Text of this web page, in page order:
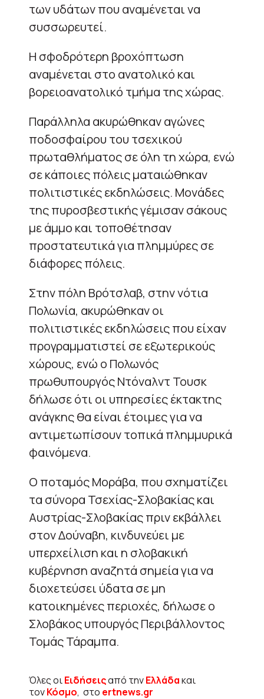
των υδάτων που αναμένεται να
συσσωρευτεί.
Η σφοδρότερη βροχόπτωση
αναμένεται στο ανατολικό και
βορειοανατολικό τμήμα της χώρας.
Παράλληλα ακυρώθηκαν αγώνες
ποδοσφαίρου του τσεχικού
πρωταθλήματος σε όλη τη χώρα, ενώ
σε κάποιες πόλεις ματαιώθηκαν
πολιτιστικές εκδηλώσεις. Μονάδες
της πυροσβεστικής γέμισαν σάκους
με άμμο και τοποθέτησαν
προστατευτικά για πλημμύρες σε
διάφορες πόλεις.
Στην πόλη Βρότσλαβ, στην νότια
Πολωνία, ακυρώθηκαν οι
πολιτιστικές εκδηλώσεις που είχαν
προγραμματιστεί σε εξωτερικούς
χώρους, ενώ ο Πολωνός
πρωθυπουργός Ντόναλντ Τουσκ
δήλωσε ότι οι υπηρεσίες έκτακτης
ανάγκης θα είναι έτοιμες για να
αντιμετωπίσουν τοπικά πλημμυρικά
φαινόμενα.
Ο ποταμός Μοράβα, που σχηματίζει
τα σύνορα Τσεχίας-Σλοβακίας και
Αυστρίας-Σλοβακίας πριν εκβάλλει
στον Δούναβη, κινδυνεύει με
υπερχείλιση και η σλοβακική
κυβέρνηση αναζητά σημεία για να
διοχετεύσει ύδατα σε μη
κατοικημένες περιοχές, δήλωσε ο
Σλοβάκος υπουργός Περιβάλλοντος
Τομάς Τάραμπα.
Όλες οιΕιδήσειςαπό τηνΕλλάδακαι
τονΚόσμο, στο ertnews.gr